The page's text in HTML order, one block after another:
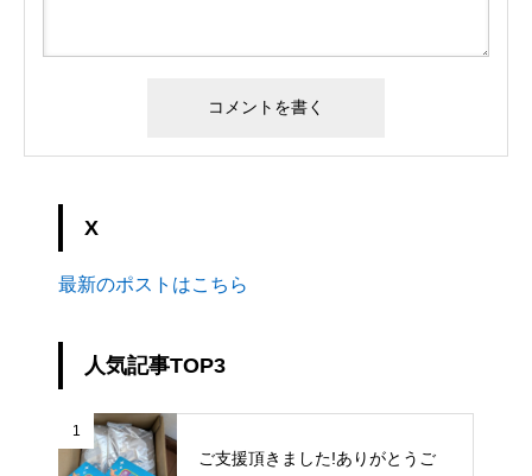
X
最新のポストはこちら
人気記事TOP3
1
ご支援頂きました!ありがとうご